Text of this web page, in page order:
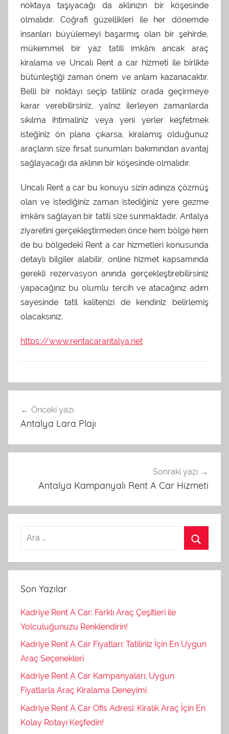
noktaya taşıyacağı da aklınızın bir köşesinde
olmalıdır. Coğrafi güzellikleri ile her dönemde
insanları büyülemeyi başarmış olan bir şehirde,
mükemmel bir yaz tatili imkânı ancak araç
kiralama ve Uncalı Rent a car hizmeti ile birlikte
bütünleştiği zaman önem ve anlam kazanacaktır.
Belli bir noktayı seçip tatiliniz orada geçirmeye
karar verebilirsiniz, yalnız ilerleyen zamanlarda
sıkılma ihtimaliniz veya yeni yerler keşfetmek
isteğiniz ön plana çıkarsa, kiralamış olduğunuz
araçların size fırsat sunumları bakımından avantaj
sağlayacağı da aklının bir köşesinde olmalıdır.
Uncalı Rent a car bu konuyu sizin adınıza çözmüş
olan ve istediğiniz zaman istediğiniz yere gezme
imkânı sağlayan bir tatili size sunmaktadır. Antalya
ziyaretini gerçekleştirmeden önce hem bölge hem
de bu bölgedeki Rent a car hizmetleri konusunda
detaylı bilgiler alabilir, online hizmet kapsamında
gerekli rezervasyon anında gerçekleştirebilirsiniz
yapacağınız bu olumlu tercih ve atacağınız adım
sayesinde tatil kalitenizi de kendiniz belirlemiş
olacaksınız.
https://www.rentacarantalya.net
U
a
t
gezinmesi
Önceki yazı
Antalya Lara Plajı
Sonraki yazı
Antalya Kampanyalı Rent A Car Hizmeti
Son Yazılar
Kadriye Rent A Car: Farklı Araç Çeşitleri ile
Yolculuğunuzu Renklendirin!
Kadriye Rent A Car Fiyatları: Tatiliniz İçin En Uygun
Araç Seçenekleri
Kadriye Rent A Car Kampanyaları: Uygun
Fiyatlarla Araç Kiralama Deneyimi
Kadriye Rent A Car Ofis Adresi: Kiralık Araç İçin En
Kolay Rotayı Keşfedin!